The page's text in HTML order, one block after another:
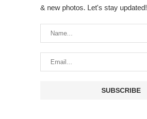
& new photos. Let's stay updated!